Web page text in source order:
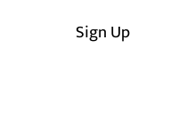
Sign Up